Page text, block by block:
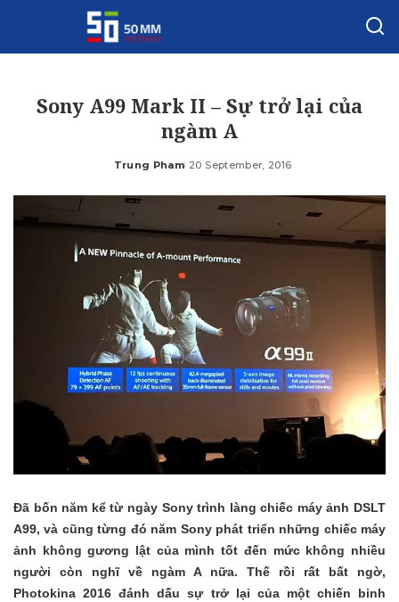
Sony A99 Mark II – Sự trở lại của
ngàm A
Posted
Trung Pham 20 September, 2016
Đã bốn năm kể từ ngày Sony trình làng chiếc máy ảnh DSLT
A99, và cũng từng đó năm Sony phát triển những chiếc máy
ảnh không gương lật của mình tốt đến mức không nhiều
người còn nghĩ về ngàm A nữa. Thế rồi rất bất ngờ,
Photokina 2016 đánh dấu sự trở lại của một chiến binh